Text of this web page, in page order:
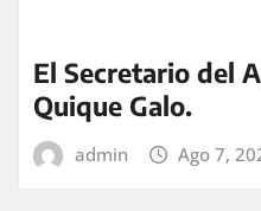
El Secretario del
Quique Galo.
admin Ago 7,